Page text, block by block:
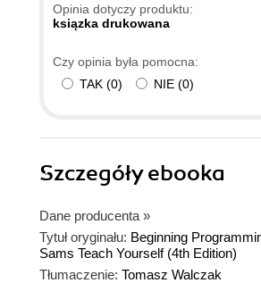
Opinia dotyczy produktu:
ksiązka drukowana
Czy opinia była pomocna:
TAK (0) NIE (0)
Szczegółyebooka
Dane producenta »
Tytuł oryginału: Beginning
Sams Teach Yourself (4th Edition)
Tłumaczenie: Tomasz Walczak